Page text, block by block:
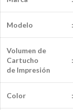
Modelo :
Volumen de
Cartucho
de Impresión
:
Color :